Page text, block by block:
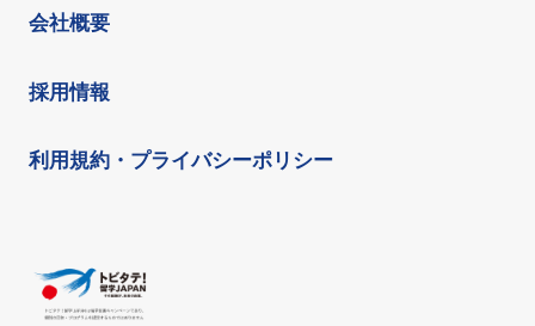
会社概要
採用情報
利用規約・プライバシーポリシー